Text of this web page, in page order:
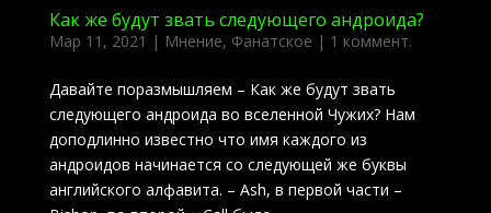
Как же будут звать следующего андроида?
Мар 11, 2021 | Мнение, Фанатское | 1 коммент.
Давайте поразмышляем – Как же будут звать
следующего андроида во вселенной Чужих? Нам
доподлинно известно что имя каждого из
андроидов начинается со следующей же буквы
английского алфавита. – Ash, в первой части –